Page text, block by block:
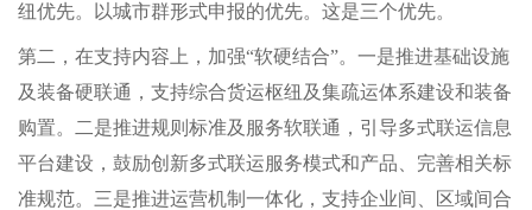
纽优先。以城市群形式申报的优先。这是三个优先。
第二，在支持内容上，加强“软硬结合”。一是推进基础设施
及装备硬联通，支持综合货运枢纽及集疏运体系建设和装备
购置。二是推进规则标准及服务软联通，引导多式联运信息
平台建设，鼓励创新多式联运服务模式和产品、完善相关标
准规范。三是推进运营机制一体化，支持企业间、区域间合